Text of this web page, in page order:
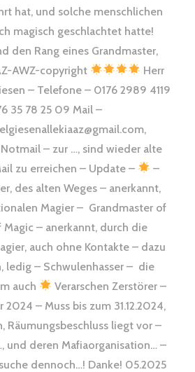
hat, und solche menschlichen
magisch geschlachtet hatte!
den Rang eines Grandmaster,
AWZ-copyright
Herr
– Telefone – 0176 2989 4119
35 78 25 09 Mail –
– zur …, sind wieder alte
zu erreichen – Update –
–
des alten Weges – anerkannt,
Magier – Grandmaster of
– anerkannt, durch die
auch ohne Kontakte – dazu
ledig – Schwulenhasser – die
auch
Verarschen Zerstörer –
2024 – Muss bis zum 31.12.2024,
Räumungsbeschluss liegt vor –
und deren Mafiaorganisation… –
dennoch…! Danke! 05.2025